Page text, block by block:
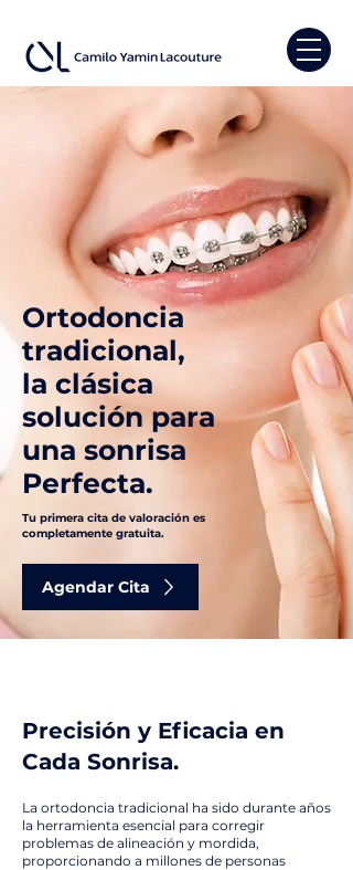
Ortodoncia
tradicional,
la clásica
solución para
una sonrisa
Perfecta.
Tu primera cita de valoración es
completamente gratuita.
Agendar Cita
Precisión y Eficacia en
Cada Sonrisa.
La ortodoncia tradicional ha sido durante años
la herramienta esencial para corregir
problemas de alineación y mordida,
proporcionando a millones de personas